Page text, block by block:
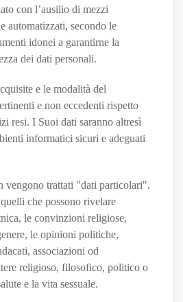
con l’ausilio di mezzi
automatizzati, secondo le
idonei a garantirne la
dei dati personali.
e le modalità del
e non eccedenti rispetto
resi. I Suoi dati saranno altresì
informatici sicuri e adeguati
vengono trattati "dati particolari".
che possono rivelare
le convinzioni religiose,
le opinioni politiche,
associazioni od
religioso, filosofico, politico o
e la vita sessuale.